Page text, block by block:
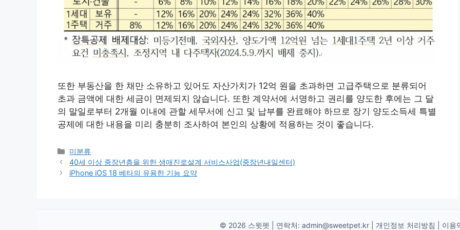
또한 부동산을 한 채만 소유하고 있어도 자산가치가 12억 원을 초과하면 고급주택으로 분류되어
초과 금액에 대한 세금이 면제되지 않습니다. 또한 계약서에 서명하고 권리를 양도한 후에는 그 달
의 말일로부터 2개월 이내에 관할 세무서에 신고 및 납부를 완료해야 하므로 장기 양도소득세 특별
공제에 대한 내용을 미리 충분히 조사하여 본인의 상황에 적용하는 것이 좋습니다.
Categories
미분류
40세 이상 중장년층을 위한 생애진로설계 서비스사업(중장년내일센터)
iPhone iOS 18 베타의 유용한 기능 요약
© 2026 스윗펫 | 연락처: admin@sweetpet.kr| 개인정보 처리방침 이용